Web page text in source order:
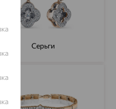
Серьги